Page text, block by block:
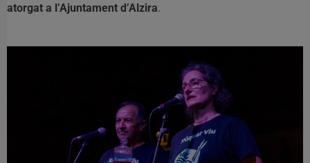
atorgat a l’Ajuntament d’Alzira.